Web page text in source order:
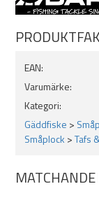
EAN:
Varumärke:
Kategori:
Gäddfiske >
Småplock >Tafs